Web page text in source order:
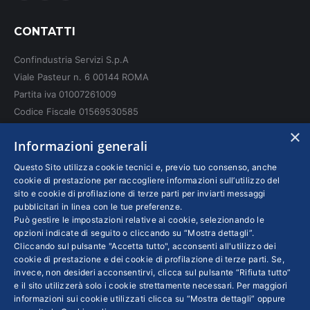
opens
new
window
opens
window
opens
window
CONTATTI
Confindustria Servizi S.p.A
Viale Pasteur n. 6 00144 ROMA
Partita iva 01007261009
Codice Fiscale 01569530585
INFO LEGALI
Colophon editoriali
Disclaimer
Privacy
Coordinate Bancarie
×
Informazioni generali
Questo Sito utilizza cookie tecnici e, previo tuo consenso, anche
cookie di prestazione per raccogliere informazioni sull’utilizzo del
sito e cookie di profilazione di terze parti per inviarti messaggi
pubblicitari in linea con le tue preferenze.
Può gestire le impostazioni relative ai cookie, selezionando le
opzioni indicate di seguito o cliccando su “Mostra dettagli”.
Cliccando sul pulsante "Accetta tutto", acconsenti all'utilizzo dei
cookie di prestazione e dei cookie di profilazione di terze parti. Se,
invece, non desideri acconsentirvi, clicca sul pulsante “Rifiuta tutto”
e il sito utilizzerà solo i cookie strettamente necessari. Per maggiori
informazioni sui cookie utilizzati clicca su “Mostra dettagli” oppure